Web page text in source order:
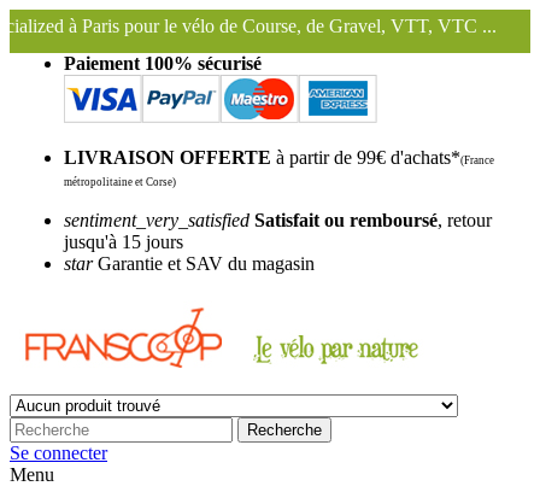
le vélo de Course, de Gravel, VTT, VTC ...
Nous conservons et
Paiement 100% sécurisé
LIVRAISON OFFERTE à partir de 99€ d'achats*(France
métropolitaine et Corse)
sentiment_very_satisfied Satisfait ou remboursé, retour
jusqu'à 15 jours
starGarantie et SAV du magasin
Recherche
Se connecter
Menu